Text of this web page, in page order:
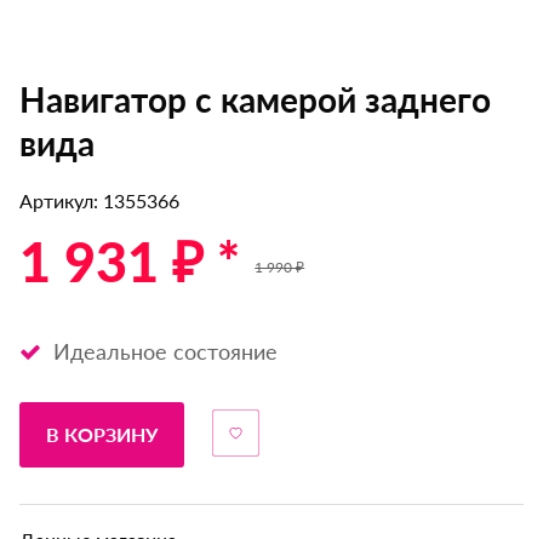
Навигатор с камерой заднего
вида
Артикул: 1355366
1 931 ₽ * 1 990 ₽
Идеальное состояние
В КОРЗИНУ